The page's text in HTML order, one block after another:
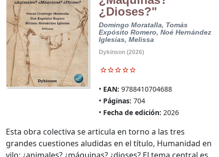
¿Dioses?"
Domingo Moratalla, Tomás
Expósito Romero, Noé Hernández
Iglesias, Melissa
Dykinson (2026)
EAN: 9788410704688
Páginas: 704
Fecha de edición: 2026
Esta obra colectiva se articula en torno a las tres
grandes cuestiones aludidas en el título, Humanidad en